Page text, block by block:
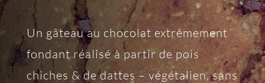
Un gâteau au chocolat extrêmement
fondant réalisé à partir de pois
chiches & de dattes – végétalien, sans